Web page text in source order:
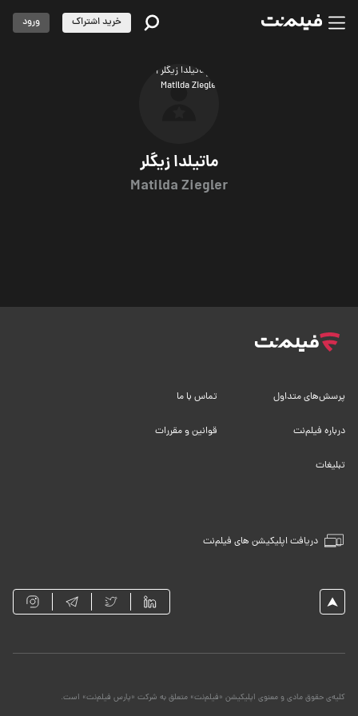
ماتیلدا زیگلر
Matilda Ziegler
خرید اشتراک ورود
دریافت اپلیکیشن های فیلم‌نت
پرسش‌های متداول تماس با ما
درباره فیلم‌نت قوانین و مقررات
تبلیغات
کلیه‌ی حقوق مادی و معنوی اپلیکیشن «فیلم‌نت» متعلق به شرکت «پارس فیلم‌نت» است.